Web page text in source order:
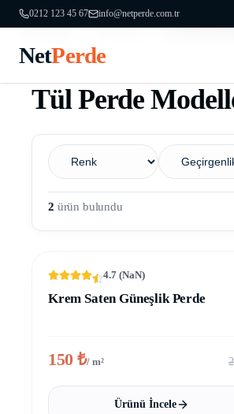
0212 123 45 67 info@netperde.com.tr
NetPerde
Ana Sayfa / Tul Perde / Tul Perde
Tül Perde
2 ürün bulundu
%25 İNDIRIM
4.7 (NaN)
Krem Saten Güneşlik Perde
150₺/ m²
Ürünü İncele